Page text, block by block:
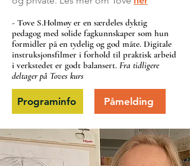
- Tove S.Holmøy er en særdeles dyktig
pedagog med solide fagkunnskaper som hun
formidler på en tydelig og god måte. Digitale
instruksjonsfilmer i forhold til praktisk arbeid
i verkstedet er godt balansert. Fra tidligere
deltager på Toves kurs
Programinfo Påmelding